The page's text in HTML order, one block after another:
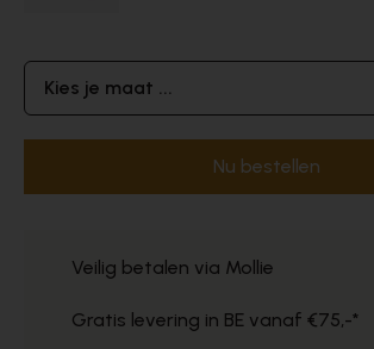
Kies je maat ...
Nu bestellen
Veilig betalen via Mollie
Gratis levering in BE vanaf €75,-*